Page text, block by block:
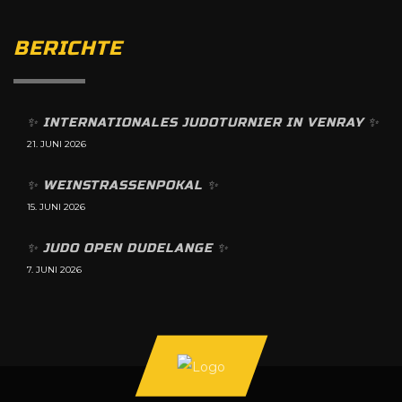
BERICHTE
✨️ INTERNATIONALES JUDOTURNIER IN VENRAY ✨️
21. JUNI 2026
✨️ WEINSTRASSENPOKAL ✨️
15. JUNI 2026
✨️ JUDO OPEN DUDELANGE ✨️
7. JUNI 2026